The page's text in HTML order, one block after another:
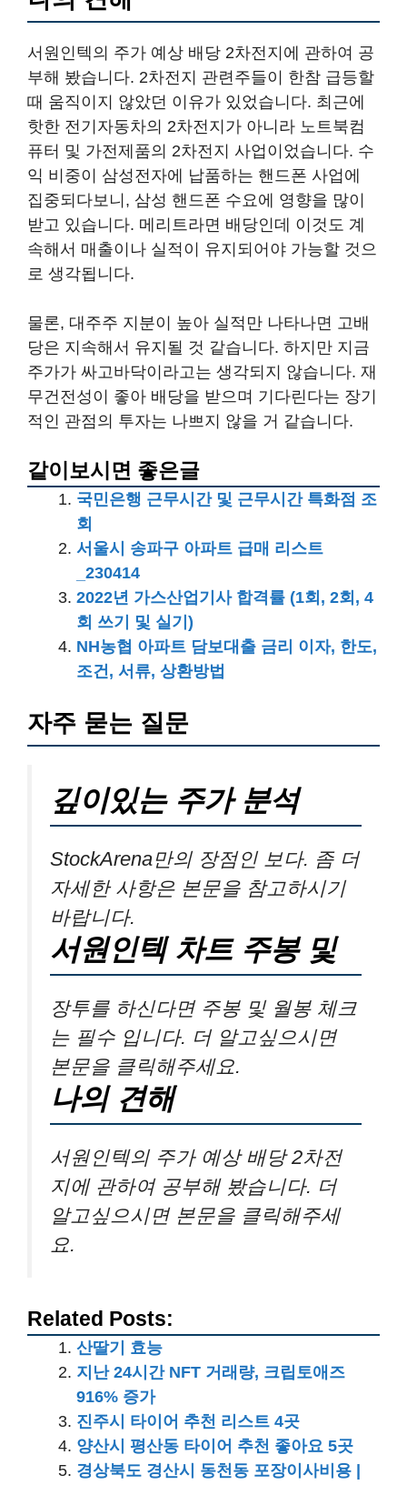
서원인텍의 주가 예상 배당 2차전지에 관하여 공
부해 봤습니다. 2차전지 관련주들이 한참 급등할
때 움직이지 않았던 이유가 있었습니다. 최근에
핫한 전기자동차의 2차전지가 아니라 노트북컴
퓨터 및 가전제품의 2차전지 사업이었습니다. 수
익 비중이 삼성전자에 납품하는 핸드폰 사업에
집중되다보니, 삼성 핸드폰 수요에 영향을 많이
받고 있습니다. 메리트라면 배당인데 이것도 계
속해서 매출이나 실적이 유지되어야 가능할 것으
로 생각됩니다.
물론, 대주주 지분이 높아 실적만 나타나면 고배
당은 지속해서 유지될 것 같습니다. 하지만 지금
주가가 싸고바닥이라고는 생각되지 않습니다. 재
무건전성이 좋아 배당을 받으며 기다린다는 장기
적인 관점의 투자는 나쁘지 않을 거 같습니다.
같이보시면 좋은글
국민은행 근무시간 및 근무시간 특화점 조
회
서울시 송파구 아파트 급매 리스트
_230414
2022년 가스산업기사 합격률 (1회, 2회, 4
회 쓰기 및 실기)
NH농협 아파트 담보대출 금리 이자, 한도,
조건, 서류, 상환방법
자주 묻는 질문
깊이있는 주가 분석
StockArena만의 장점인 보다. 좀 더
자세한 사항은 본문을 참고하시기
바랍니다.
서원인텍 차트 주봉 및
장투를 하신다면 주봉 및 월봉 체크
는 필수 입니다. 더 알고싶으시면
본문을 클릭해주세요.
나의 견해
서원인텍의 주가 예상 배당 2차전
지에 관하여 공부해 봤습니다. 더
알고싶으시면 본문을 클릭해주세
요.
Related Posts:
산딸기 효능
지난 24시간 NFT 거래량, 크립토애즈
916% 증가
진주시 타이어 추천 리스트 4곳
양산시 평산동 타이어 추천 좋아요 5곳
경상북도 경산시 동천동 포장이사비용 |